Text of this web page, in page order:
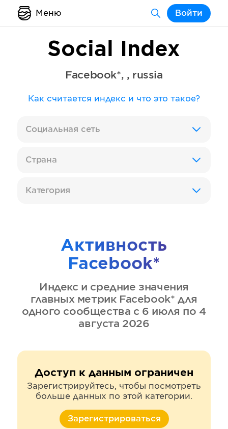
Меню Войти
Social Index
Facebook*, , russia
Как считается индекс и что это такое?
Социальная сеть
Страна
Категория
Активность
Facebook*
Индекс и средние значения
главных метрик Facebook* для
одного сообщества с 6 июля по 4
августа 2026
Доступ к данным ограничен
Зарегистрируйтесь, чтобы посмотреть
больше данных по этой категории.
Зарегистрироваться